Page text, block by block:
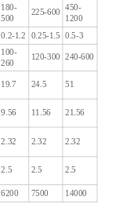
180-
500
225-600 450-
1200
0.2-1.2 0.25-1.5 0.5-3
100-
260
120-300 240-600
19.7 24.5 51
9.56 11.56 21.56
2.32 2.32 2.32
2.5 2.5 2.5
6200 7500 14000